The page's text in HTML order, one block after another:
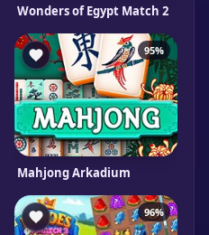
Wonders of Egypt Match 2
95%
Mahjong Arkadium
96%